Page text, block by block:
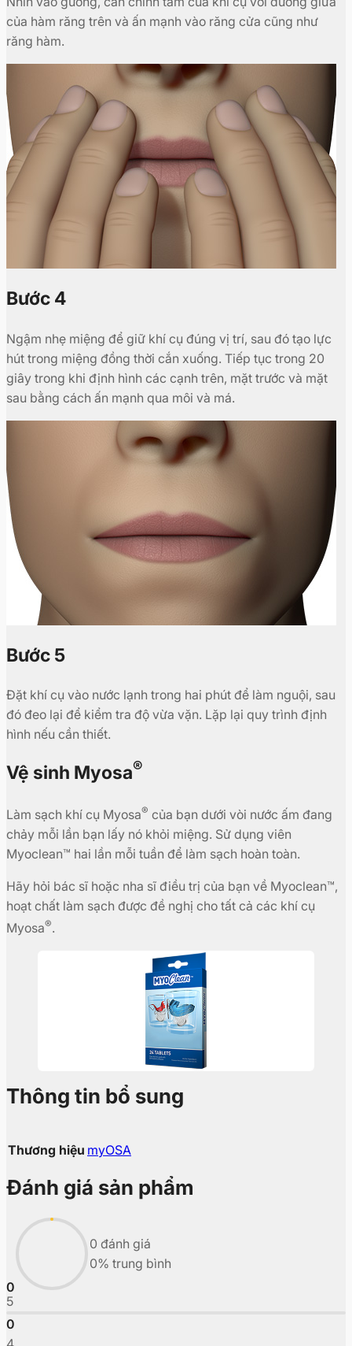
của hàm răng trên và ấn mạnh vào răng cửa cũng như
răng hàm.
Bước 4
Ngậm nhẹ miệng để giữ khí cụ đúng vị trí, sau đó tạo lực
hút trong miệng đồng thời cắn xuống. Tiếp tục trong 20
giây trong khi định hình các cạnh trên, mặt trước và mặt
sau bằng cách ấn mạnh qua môi và má.
Bước 5
Đặt khí cụ vào nước lạnh trong hai phút để làm nguội, sau
đó đeo lại để kiểm tra độ vừa vặn. Lặp lại quy trình định
hình nếu cần thiết.
Vệ sinh Myosa®
Làm sạch khí cụ Myosa® của bạn dưới vòi nước ấm đang
chảy mỗi lần bạn lấy nó khỏi miệng. Sử dụng viên
Myoclean™ hai lần mỗi tuần để làm sạch hoàn toàn.
Hãy hỏi bác sĩ hoặc nha sĩ điều trị của bạn về Myoclean™,
hoạt chất làm sạch được đề nghị cho tất cả các khí cụ
Myosa®.
Thông tin bổ sung
Thương hiệu myOSA
Đánh giá sản phẩm
0
0 đánh giá
0% trung bình
5
0